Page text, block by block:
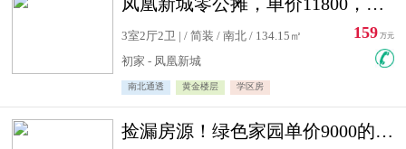
3室2厅2卫 | / 简装 / 南北 / 134.15㎡
初家 - 凤凰新城
南北通透 黄金楼层 学区房
159 万元
捡漏房源！绿色家园单价9000的大三居，实验小学永明双学区